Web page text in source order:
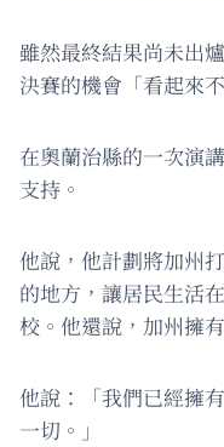
雖然最終結果尚未出
決賽的機會「看起來
在奧蘭治縣的一次演
支持。
他說，他計劃將加州
的地方，讓居民生活
校。他還說，加州擁
他說：「我們已經擁
一切。」